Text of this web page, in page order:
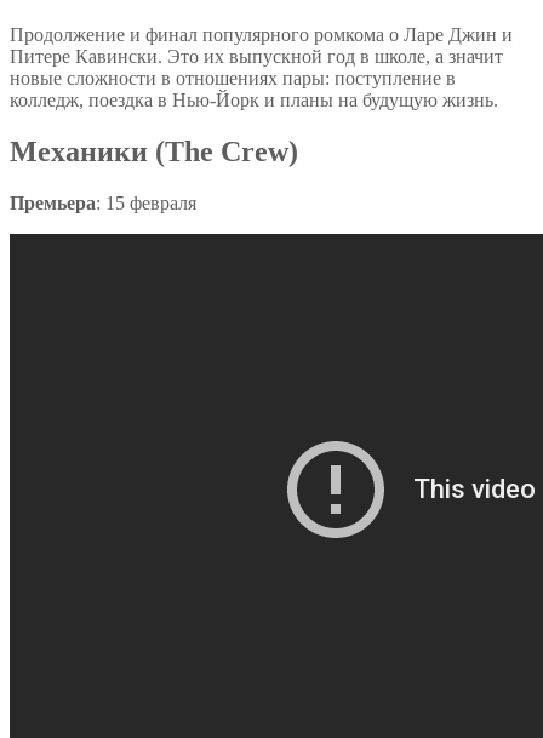
Продолжение и финал популярного ромкома о Ларе Джин и
Питере Кавински. Это их выпускной год в школе, а значит
новые сложности в отношениях пары: поступление в
колледж, поездка в Нью-Йорк и планы на будущую жизнь.
Механики (The Crew)
Премьера: 15 февраля